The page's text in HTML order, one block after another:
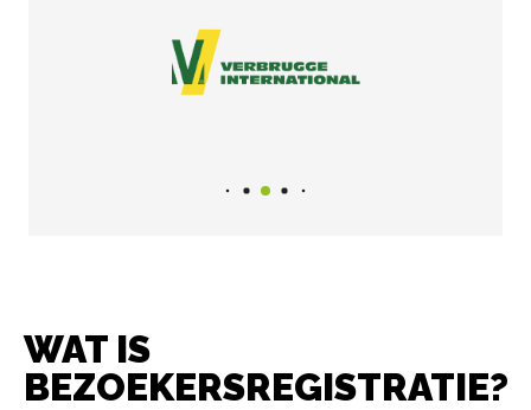
WAT IS
BEZOEKERSREGISTRATIE?